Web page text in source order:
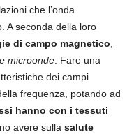
che l’onda
A seconda della loro
di campo magnetico,
microonde. Fare una
dei campi
frequenza, potando ad
hanno con i tessuti
avere sulla salute